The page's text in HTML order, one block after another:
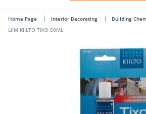
Home Page Interior Decorating Building
LIIM KIILTO TIXO 50ML